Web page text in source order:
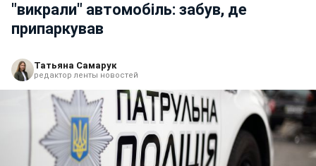
"викрали" автомобіль: забув, де
припаркував
Татьяна Самарук
редактор ленты новостей